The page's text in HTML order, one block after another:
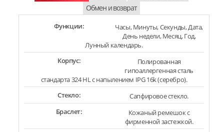
Обмен и возврат
Функции:
Часы, Минуты, Секунды, Дата,
День недели, Месяц, Год,
Лунный календарь.
Корпус:
Полированная
гипоаллергенная сталь
стандарта 324 HL с напылением IPG 16k (серебро).
Стекло:
Сапфировое стекло.
Браслет:
Кожаный ремешок с
фирменной застежкой.